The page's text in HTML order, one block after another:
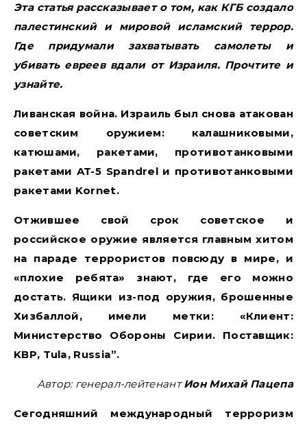
Эта статья рассказывает о том, как КГБ создало
палестинский и мировой исламский террор.
Где придумали захватывать самолеты и
убивать евреев вдали от Израиля. Прочтите и
узнайте.
Ливанская война. Израиль был снова атакован
советским оружием: калашниковыми,
катюшами, ракетами, противотанковыми
ракетами AT-5 Spandrel и противотанковыми
ракетами Kornet.
Отжившее свой срок советское и
российское оружие является главным хитом
на параде террористов повсюду в мире, и
«плохие ребята» знают, где его можно
достать. Ящики из-под оружия, брошенные
Хизбаллой, имели метки: «Клиент:
Министерство Обороны Сирии. Поставщик:
KBP, Tula, Russia”.
Автор: генерал-лейтенантИон Михай Пацепа
Сегодняшний международный терроризм